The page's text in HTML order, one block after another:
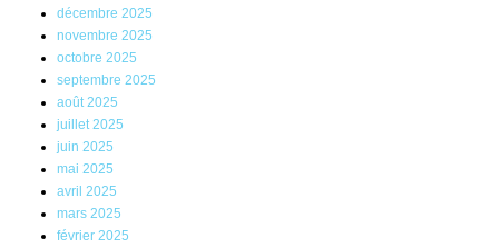
décembre 2025
novembre 2025
octobre 2025
septembre 2025
août 2025
juillet 2025
juin 2025
mai 2025
avril 2025
mars 2025
février 2025